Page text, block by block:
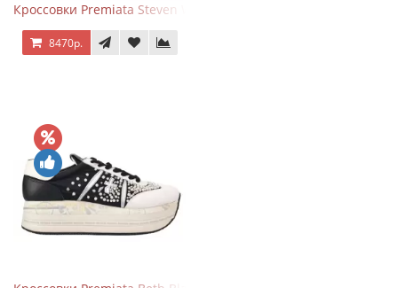
Кроссовки Premiata Steven White Black
8470р.